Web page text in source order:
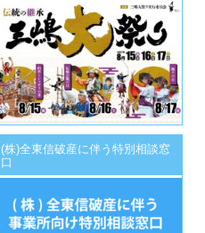
(株)全東信破産に伴う特別相談窓
口